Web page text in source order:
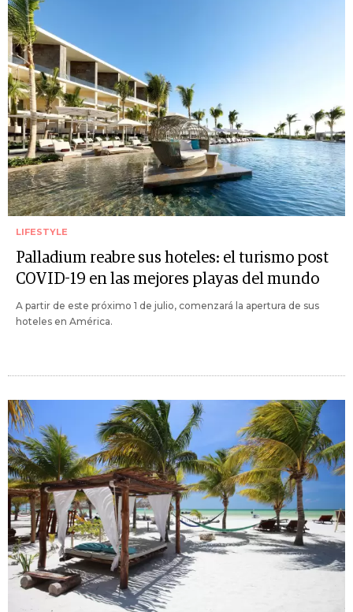
LIFESTYLE
Palladium reabre sus hoteles: el turismo post
COVID-19 en las mejores playas del mundo
A partir de este próximo 1 de julio, comenzará la apertura de sus
hoteles en América.